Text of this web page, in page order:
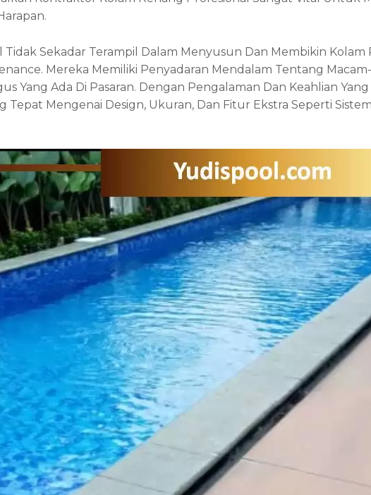
Sekadar Terampil Dalam Menyusun Dan Membikin
Mereka Memiliki Penyadaran Mendalam Tentang
Yang Ada Di Pasaran. Dengan Pengalaman Dan Keahlian
Tepat Mengenai Design, Ukuran, Dan Fitur Ekstra Seperti